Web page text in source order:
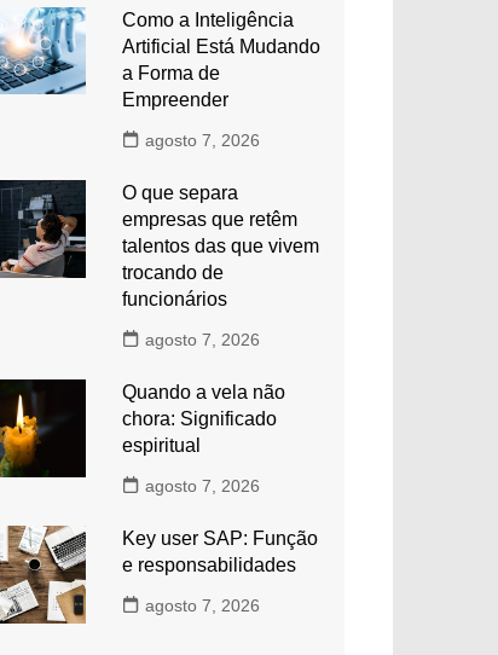
Como a Inteligência
Artificial Está Mudando
a Forma de
Empreender
agosto 7, 2026
O que separa
empresas que retêm
talentos das que vivem
trocando de
funcionários
agosto 7, 2026
Quando a vela não
chora: Significado
espiritual
agosto 7, 2026
Key user SAP: Função
e responsabilidades
agosto 7, 2026